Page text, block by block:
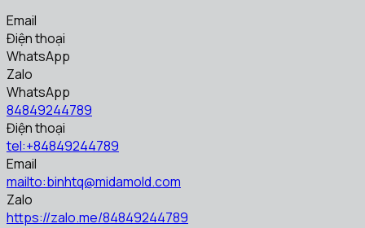
Email
Điện thoại
WhatsApp
Zalo
WhatsApp
84849244789
Điện thoại
tel:+84849244789
Email
mailto:binhtq@midamold.com
Zalo
https://zalo.me/84849244789